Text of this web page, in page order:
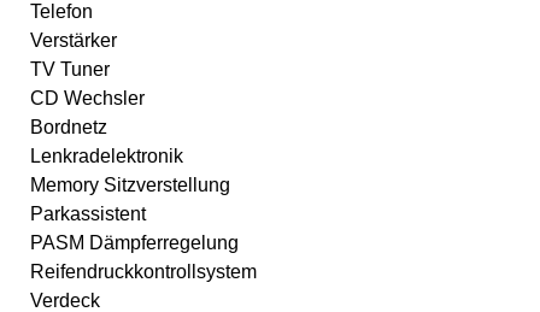
Telefon
Verstärker
TV Tuner
CD Wechsler
Bordnetz
Lenkradelektronik
Memory Sitzverstellung
Parkassistent
PASM Dämpferregelung
Reifendruckkontrollsystem
Verdeck